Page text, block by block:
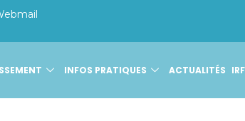
INFOS PRATIQUES ACTUALITÉS